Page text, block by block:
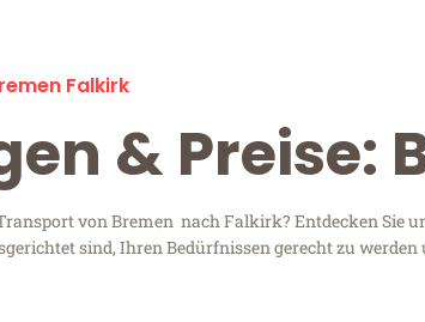
Falkirk
& Preise:
von Bremen nach Falkirk? Entdecken
sind, Ihren Bedürfnissen gerecht zu